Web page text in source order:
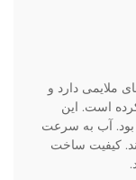
ملایمی دارد و
است. این
بود. آب به سرعت
کیفیت ساخت